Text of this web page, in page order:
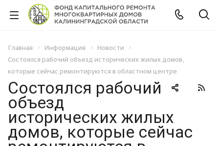
Главная Информация
Новости
Состоялся рабочий объезд исторических жилых домов,
которые сейчас ремонтируются в областном центре
Состоялся рабочий
объезд
исторических жилых
домов, которые сейчас